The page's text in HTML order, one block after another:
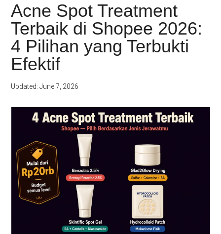
Acne Spot Treatment
Terbaik di Shopee 2026:
4 Pilihan yang Terbukti
Efektif
Updated: June 7, 2026